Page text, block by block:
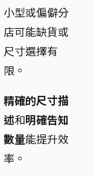
小型或偏僻分
店可能缺貨或
尺寸選擇有
限。
精確的尺寸描
述和明確告知
數量能提升效
率。